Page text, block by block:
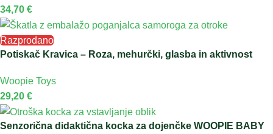
34,70 €
Razprodano
Potiskač Kravica – Roza, mehurčki, glasba in aktivnost
Woopie Toys
29,20 €
Senzorična didaktična kocka za dojenčke WOOPIE BABY